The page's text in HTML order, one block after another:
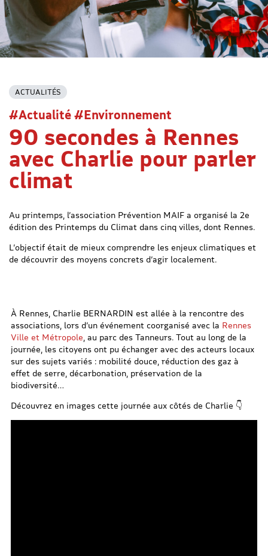
ACTUALITÉS
#Actualité #Environnement
90 secondes à Rennes
avec Charlie pour parler
climat
Au printemps, l’association Prévention MAIF a organisé la 2e
édition des Printemps du Climat dans cinq villes, dont Rennes.
L’objectif était de mieux comprendre les enjeux climatiques et
de découvrir des moyens concrets d’agir localement.
À Rennes, Charlie BERNARDIN est allée à la rencontre des
associations, lors d’un événement coorganisé avec la Rennes
Ville et Métropole , au parc des Tanneurs. Tout au long de la
journée, les citoyens ont pu échanger avec des acteurs locaux
sur des sujets variés : mobilité douce, réduction des gaz à
effet de serre, décarbonation, préservation de la
biodiversité…
Découvrez en images cette journée aux côtés de Charlie 👇